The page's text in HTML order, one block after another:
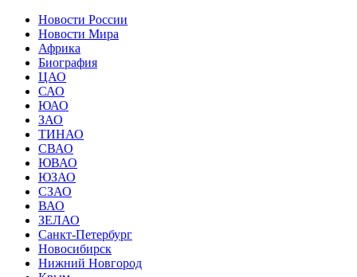
Новости России
Новости Мира
Африка
Биография
ЦАО
САО
ЮАО
ЗАО
ТИНАО
СВАО
ЮВАО
ЮЗАО
СЗАО
ВАО
ЗЕЛАО
Санкт-Петербург
Новосибирск
Нижний Новгород